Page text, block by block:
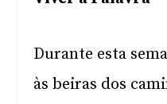
Durante esta
às beiras dos